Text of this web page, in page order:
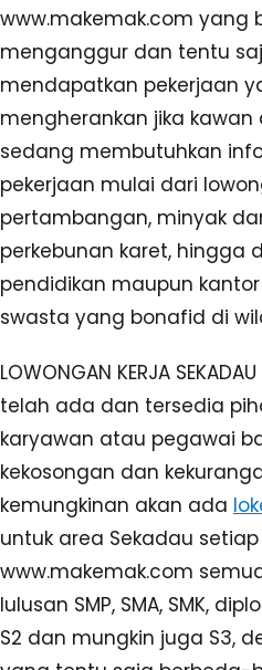
www.makemak.com yang
menganggur dan tentu
mendapatkan pekerjaan
mengherankan jika kawan
sedang membutuhkan
pekerjaan mulai dari
pertambangan, minyak
perkebunan karet, hingga
pendidikan maupun
swasta yang bonafid di
LOWONGAN KERJA
telah ada dan tersedia
karyawan atau pegawai
kekosongan dan
kemungkinan akan ada
untuk area Sekadau
www.makemak.com
lulusan SMP, SMA, SMK,
S2 dan mungkin juga S3,